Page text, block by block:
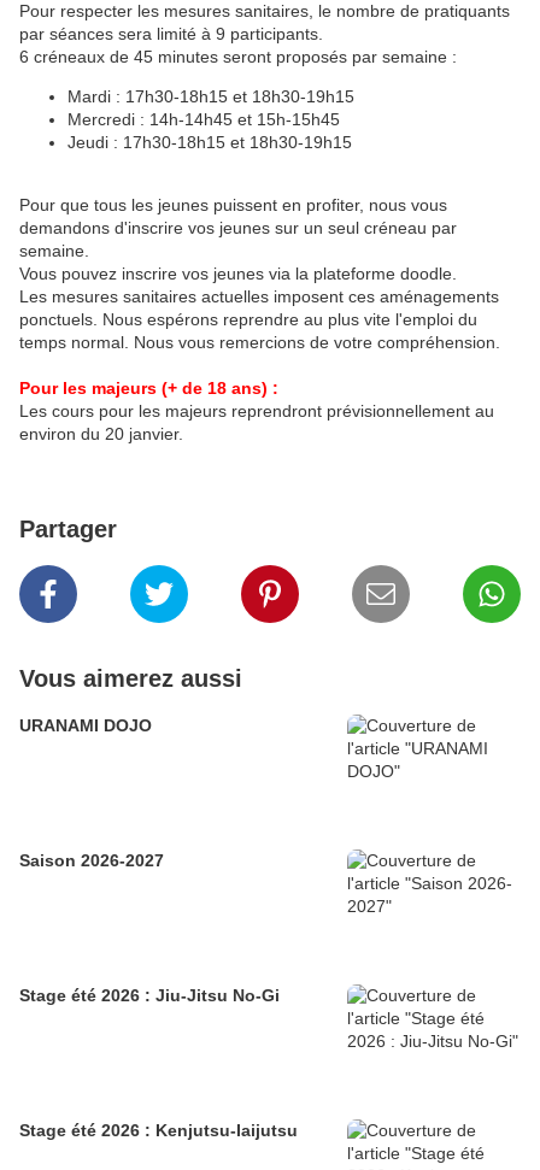
Pour respecter les mesures sanitaires, le nombre de pratiquants
par séances sera limité à 9 participants.
6 créneaux de 45 minutes seront proposés par semaine :
Mardi : 17h30-18h15 et 18h30-19h15
Mercredi : 14h-14h45 et 15h-15h45
Jeudi : 17h30-18h15 et 18h30-19h15
Pour que tous les jeunes puissent en profiter, nous vous
demandons d'inscrire vos jeunes sur un seul créneau par
semaine.
Vous pouvez inscrire vos jeunes via la plateforme doodle.
Les mesures sanitaires actuelles imposent ces aménagements
ponctuels. Nous espérons reprendre au plus vite l'emploi du
temps normal. Nous vous remercions de votre compréhension.
Pour les majeurs (+ de 18 ans) :
Les cours pour les majeurs reprendront prévisionnellement au
environ du 20 janvier.
Partager
Vous aimerez aussi
URANAMI DOJO
Saison 2026-2027
Stage été 2026 : Jiu-Jitsu No-Gi
Stage été 2026 : Kenjutsu-Iaijutsu